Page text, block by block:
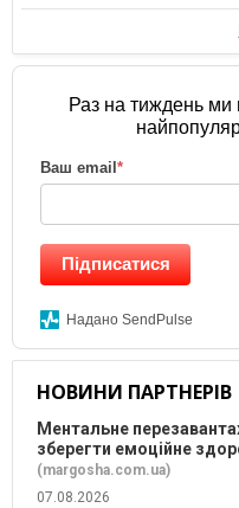
Раз на тиждень ми
Ваш email *
Підписатися
Надано SendPulse
НОВИНИ ПАРТНЕРІВ
Ментальне
зберегти емоційне
(margosha.com.ua)
07.08.2026